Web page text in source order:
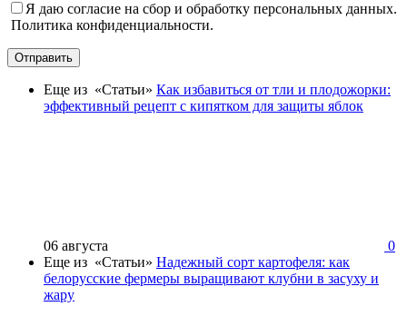
Я даю согласие на сбор и обработку персональных данных.
Политика конфиденциальности.
Отправить
Еще из «Статьи» Как избавиться от тли и плодожорки:
эффективный рецепт с кипятком для защиты яблок
06 августа
0
Еще из «Статьи» Надежный сорт картофеля: как
белорусские фермеры выращивают клубни в засуху и
жару